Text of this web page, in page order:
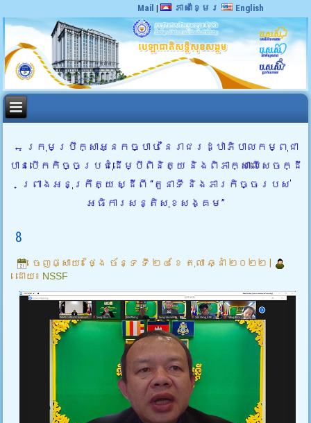
Mail | ភាសាខ្មែរ English
← ក្រុមប្រឹក្សាអ្នកច្បាប់ នៃរាជរដ្ឋាភិបាលកម្ពុជា
បានបើកកិច្ចប្រជុំដើម្បីពិនិត្យ និងពិភាក្សាលើសេចក្ដី
ព្រាងអនុក្រឹត្យ ស្ដីពី “តួនាទី និងភារកិច្ចរបស់
អធិការសន្តិសុខសង្គម”
8
ចេញផ្សាយ៖ ថ្ងៃ ច័ន្ទ ទី ២៤ ខែ តុលា ឆ្នាំ ២០២២
ដោយ៖ NSSF